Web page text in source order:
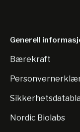
Generell
Bærekraft
Nordic Biolabs